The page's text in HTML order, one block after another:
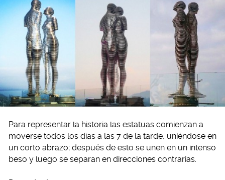
Para representar la historia las estatuas comienzan a
moverse todos los días a las 7 de la tarde, uniéndose en
un corto abrazo; después de esto se unen en un intenso
beso y luego se separan en direcciones contrarias.